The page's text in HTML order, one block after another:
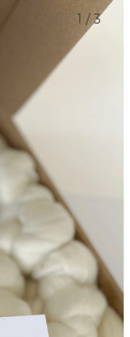
1 / 3